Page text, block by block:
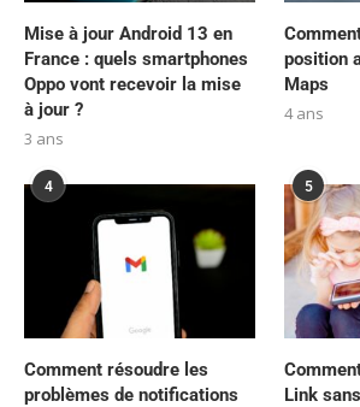
Mise à jour Android 13 en
France : quels smartphones
Oppo vont recevoir la mise
à jour ?
3 ans
position
Maps
4 ans
4
Comment résoudre les
problèmes de notifications
5
Link